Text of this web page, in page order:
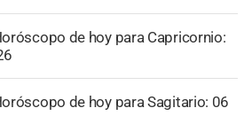
de hoy para Capricornio:
de hoy para Sagitario: 06